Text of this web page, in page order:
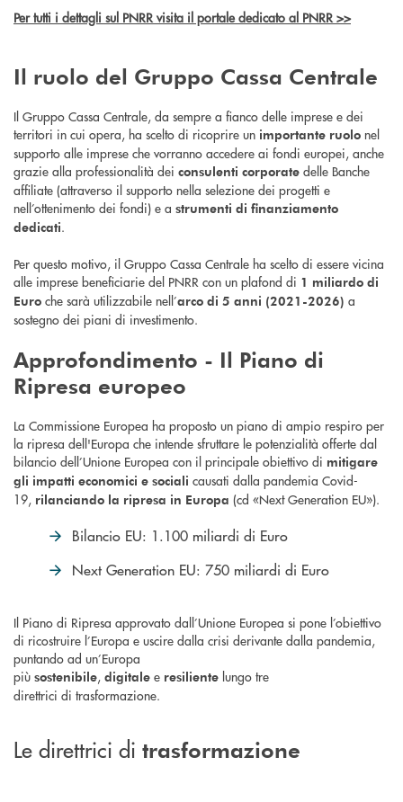
Per tutti i dettagli sul PNRR visita il portale dedicato al PNRR >>
Il ruolo del Gruppo Cassa Centrale
Il Gruppo Cassa Centrale, da sempre a fianco delle imprese e dei
territori in cui opera, ha scelto di ricoprire un importante ruolo nel
supporto alle imprese che vorranno accedere ai fondi europei, anche
grazie alla professionalità dei consulenti corporate delle Banche
affiliate (attraverso il supporto nella selezione dei progetti e
nell’ottenimento dei fondi) e a strumenti di finanziamento
dedicati.
Per questo motivo, il Gruppo Cassa Centrale ha scelto di essere vicina
alle imprese beneficiarie del PNRR con un plafond di 1 miliardo di
Euro che sarà utilizzabile nell’arco di 5 anni (2021-2026) a
sostegno dei piani di investimento.
Approfondimento - Il Piano di
Ripresa europeo
La Commissione Europea ha proposto un piano di ampio respiro per
la ripresa dell'Europa che intende sfruttare le potenzialità offerte dal
bilancio dell’Unione Europea con il principale obiettivo di mitigare
gli impatti economici e sociali causati dalla pandemia Covid-
19, rilanciando la ripresa in Europa (cd «Next Generation EU»).
Bilancio EU: 1.100 miliardi di Euro
Next Generation EU: 750 miliardi di Euro
Il Piano di Ripresa approvato dall’Unione Europea si pone l’obiettivo
di ricostruire l’Europa e uscire dalla crisi derivante dalla pandemia,
puntando ad un’Europa
più sostenibile, digitale e resiliente lungo tre
direttrici di trasformazione.
Le direttrici di trasformazione